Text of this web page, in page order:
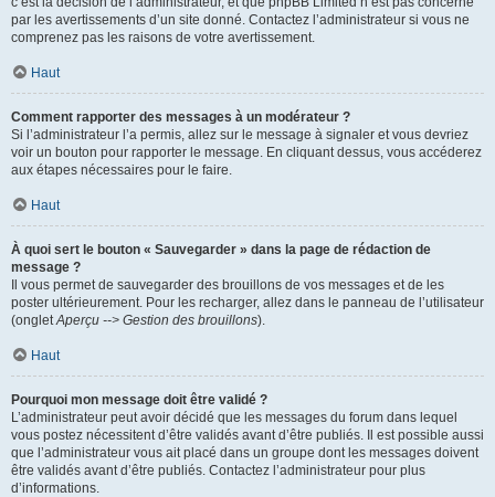
par les avertissements d’un site donné. Contactez l’administrateur si vous ne
comprenez pas les raisons de votre avertissement.
Haut
Comment rapporter des messages à un modérateur ?
Si l’administrateur l’a permis, allez sur le message à signaler et vous devriez
voir un bouton pour rapporter le message. En cliquant dessus, vous accéderez
aux étapes nécessaires pour le faire.
Haut
À quoi sert le bouton « Sauvegarder » dans la page de rédaction de
message ?
Il vous permet de sauvegarder des brouillons de vos messages et de les
poster ultérieurement. Pour les recharger, allez dans le panneau de l’utilisateur
(ongletAperçu --> Gestion des brouillons).
Haut
Pourquoi mon message doit être validé ?
L’administrateur peut avoir décidé que les messages du forum dans lequel
vous postez nécessitent d’être validés avant d’être publiés. Il est possible aussi
que l’administrateur vous ait placé dans un groupe dont les messages doivent
être validés avant d’être publiés. Contactez l’administrateur pour plus
d’informations.